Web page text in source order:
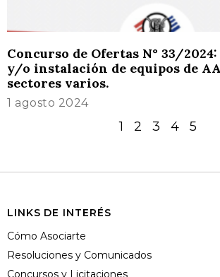
Concurso de Ofertas N° 33/
y/o instalación de equipos de
sectores varios.
1 agosto 2024
1 2 3 4 5
LINKS DE INTERÉS
Cómo Asociarte
Resoluciones y Comunicados
Concursos y Licitaciones